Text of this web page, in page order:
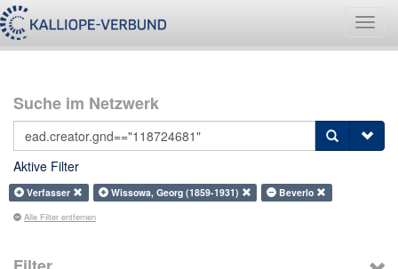
Suche im Netzwerk
Aktive Filter
Verfasser Wissowa, Georg (1859-1931) Beverlo
Alle Filter entfernen